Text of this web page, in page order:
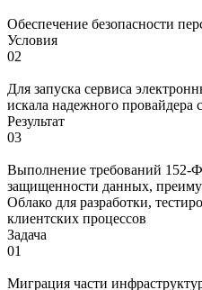
Обеспечение безопасности
Условия
02
Для запуска сервиса
искала надежного провайдера
Результат
03
Выполнение требований 152-
защищенности данных,
Облако для разработки,
клиентских процессов
Задача
01
Миграция части